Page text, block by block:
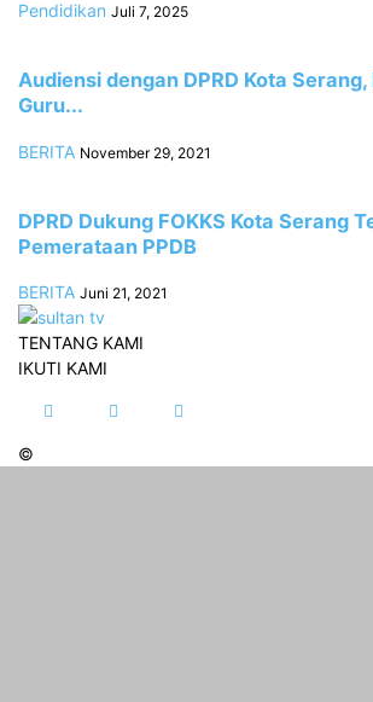
Pendidikan Juli 7, 2025
Audiensi dengan DPRD Kota Serang,
Guru...
BERITA November 29, 2021
DPRD Dukung FOKKS Kota Serang
Pemerataan PPDB
BERITA Juni 21, 2021
TENTANG KAMI
IKUTI KAMI
©